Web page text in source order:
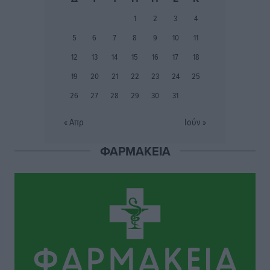
Ιάλυσος Β’: Νωρίς νωρίς μπήκαν στα βάσανα της
Εθνικός Αρχίπολης: Μεγάλο βήμα προόδου η ίδρυση
πριν 7 ώρες
ΠΑΜΕ ΣΤΟΙΧΗΜΑ: Περισσότερα από 95 εκατομμύρια
ευρώ σε κέρδη μοίρασε τον Ιούλιο
Αθλητικά• πριν 7 ώρες
1 2 3
4
5
6 7 8 9 10
11
12
13 14 15 16 17
18
19
20 21 22 23 24
25
26
27 28 29 30 31
« Απρ Ιούν »
ΦΑΡΜΑΚΕΙΑ